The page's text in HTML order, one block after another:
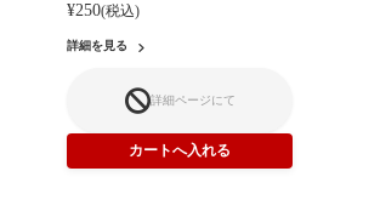
¥250(税込)
詳細を見る
詳細ページにて